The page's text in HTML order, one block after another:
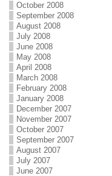
October 2008
September 2008
August 2008
July 2008
June 2008
May 2008
April 2008
March 2008
February 2008
January 2008
December 2007
November 2007
October 2007
September 2007
August 2007
July 2007
June 2007